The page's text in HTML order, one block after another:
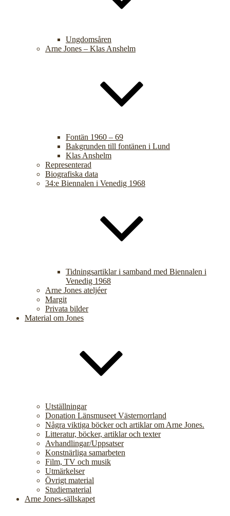
Ungdomsåren
Arne Jones – Klas Anshelm
Fontän 1960 – 69
Bakgrunden till fontänen i Lund
Klas Anshelm
Representerad
Biografiska data
34:e Biennalen i Venedig 1968
Tidningsartiklar i samband med Biennalen i
Venedig 1968
Arne Jones ateljéer
Margit
Privata bilder
Material om Jones
Utställningar
Donation Länsmuseet Västernorrland
Några viktiga böcker och artiklar om Arne Jones.
Litteratur, böcker, artiklar och texter
Avhandlingar/Uppsatser
Konstnärliga samarbeten
Film, TV och musik
Utmärkelser
Övrigt material
Studiematerial
Arne Jones-sällskapet